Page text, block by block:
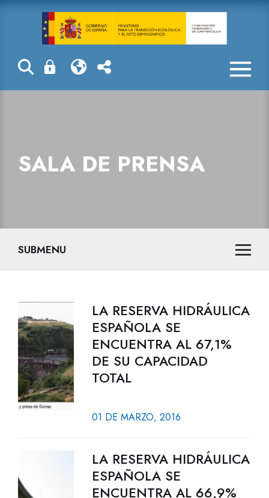
Sala de prensa
SALA DE PRENSA
SUBMENU
LA RESERVA HIDRÁULICA
ESPAÑOLA SE
ENCUENTRA AL 67,1%
DE SU CAPACIDAD
TOTAL
01 DE MARZO, 2016
LA RESERVA HIDRÁULICA
ESPAÑOLA SE
ENCUENTRA AL 66,9%